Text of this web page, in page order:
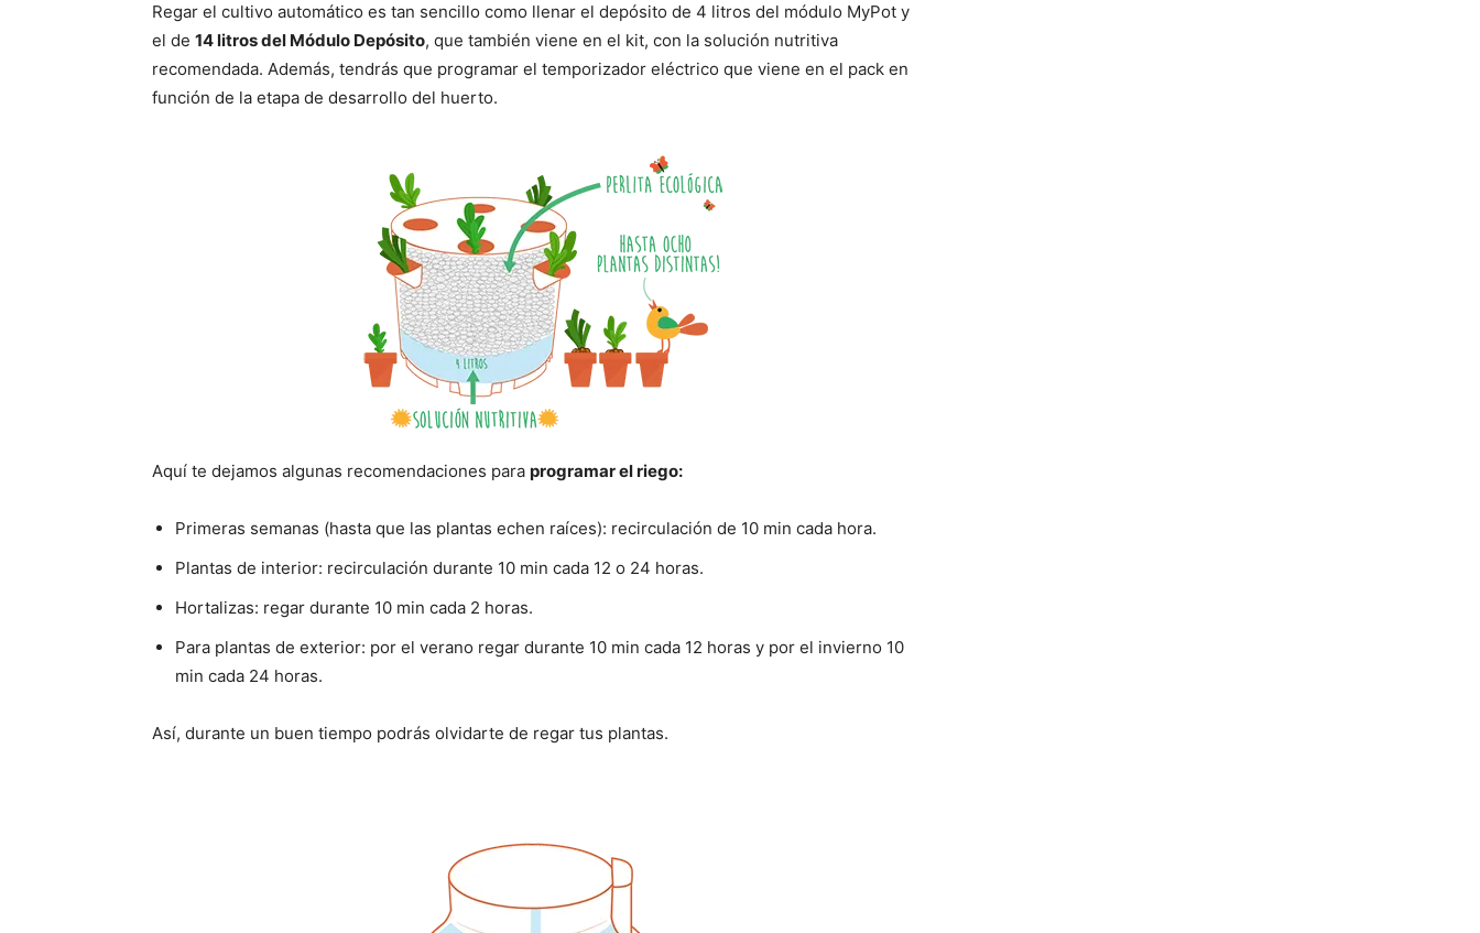
Regar el cultivo automático es tan sencillo como llenar el depósito de 4 litros del módulo MyPot y
el de 14 litros del Módulo Depósito, que también viene en el kit, con la solución nutritiva
recomendada. Además, tendrás que programar el temporizador eléctrico que viene en el pack en
función de la etapa de desarrollo del huerto.
Aquí te dejamos algunas recomendaciones para programar el riego:
Primeras semanas (hasta que las plantas echen raíces): recirculación de 10 min cada hora.
Plantas de interior: recirculación durante 10 min cada 12 o 24 horas.
Hortalizas: regar durante 10 min cada 2 horas.
Para plantas de exterior: por el verano regar durante 10 min cada 12 horas y por el invierno 10
min cada 24 horas.
Así, durante un buen tiempo podrás olvidarte de regar tus plantas.